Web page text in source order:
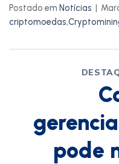
Postado em Notícias |
criptomoedas,
pode